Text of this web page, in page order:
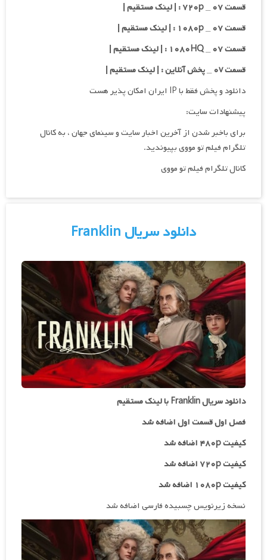
قسمت ۰۷ _ ۷۲۰p : | لینک مستقیم |
قسمت ۰۷ _ ۱۰۸۰p : | لینک مستقیم |
قسمت ۰۷ _ ۱۰۸۰HQ : | لینک مستقیم |
قسمت ۰v _ پخش آنلاین : | لینک مستقیم |
دانلود و پخش فقط با IP ایران امکان پذیر هست
پیشنهادات سایت:
برای باخبر شدن از آخرین اخبار سایت و سینمای جهان ، به کانال
تلگرام فیلم تو مووی بپیوندید.
کانال تلگرام فیلم تو مووی
دانلود سریال Franklin
دانلود سریال Franklin با لینک مستقیم
فصل اول قسمت اول اضافه شد
کیفیت ۴۸۰p اضافه شد
کیفیت ۷۲۰p
اضافه شد
کیفیت ۱۰۸۰p اضافه شد
نسخه زیرنویس چسبیده فارسی اضافه شد